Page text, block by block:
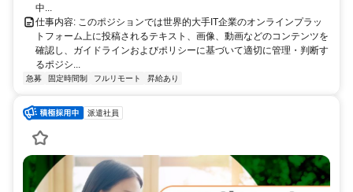
中...
仕事内容: このポジションでは世界的大手IT企業のオンラインプラッ
トフォーム上に投稿されるテキスト、画像、動画などのコンテンツを
確認し、ガイドラインおよびポリシーに基づいて適切に管理・判断す
るポジシ...
急募 固定時間制 フルリモート 昇給あり
派遣社員